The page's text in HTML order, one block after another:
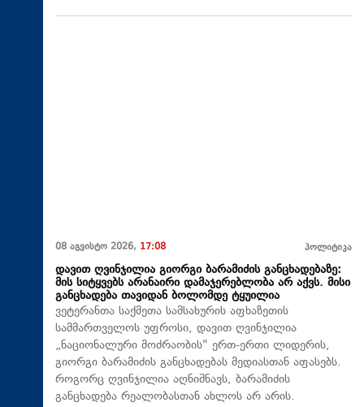
08 აგვისტო 2026, 17:08 პოლიტიკა
დავით ღვინჯილია გიორგი ბარამიძის განცხადებაზე:
მის სიტყვებს არანაირი დამაჯერებლობა არ აქვს. მისი
განცხადება თავიდან ბოლომდე ტყუილია
ვეტერანთა საქმეთა სამსახურის აფხაზეთის
სამმართველოს უფროსი, დავით ღვინჯილია
„ნაციონალური მოძრაობის" ერთ-ერთი ლიდერის,
გიორგი ბარამიძის განცხადებას მედიასთან აფასებს.
როგორც ღვინჯილია აღნიშნავს, ბარამიძის
განცხადება რეალობასთან ახლოს არ არის.